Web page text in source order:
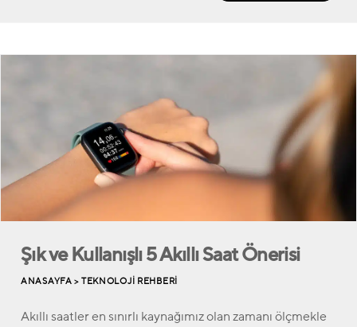
Şık ve Kullanışlı 5 Akıllı Saat Önerisi
ANASAYFA > TEKNOLOJI REHBERI
Akıllı saatler en sınırlı kaynağımız olan zamanı ölçmekle